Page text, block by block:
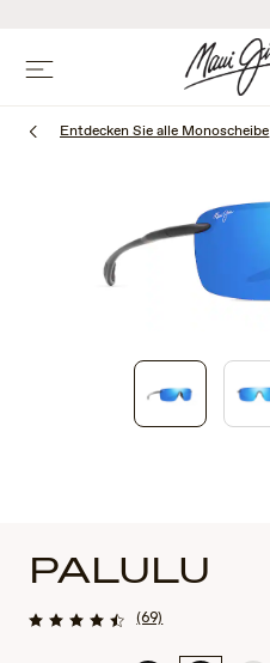
springen
Speisekarte
Entdecken Sie alle Monoscheibe
PALULU
(69)